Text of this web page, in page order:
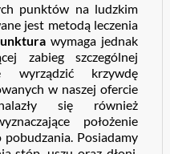
punktów na ludzkim
jest metodą leczenia
wymaga jednak
zabieg szczególnej
wyrządzić krzywdę
w naszej ofercie
się również
położenie
Posiadamy